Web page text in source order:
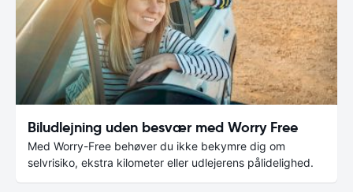
Biludlejning uden besvær med Worry Free
Med Worry-Free behøver du ikke bekymre dig om
selvrisiko, ekstra kilometer eller udlejerens pålidelighed.